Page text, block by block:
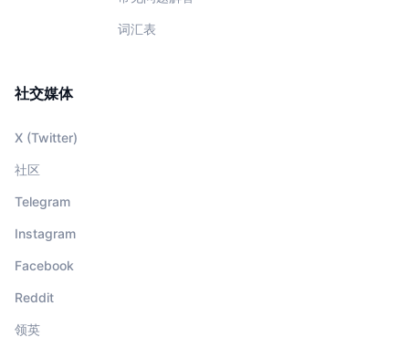
词汇表
社交媒体
X (Twitter)
社区
Telegram
Instagram
Facebook
Reddit
领英